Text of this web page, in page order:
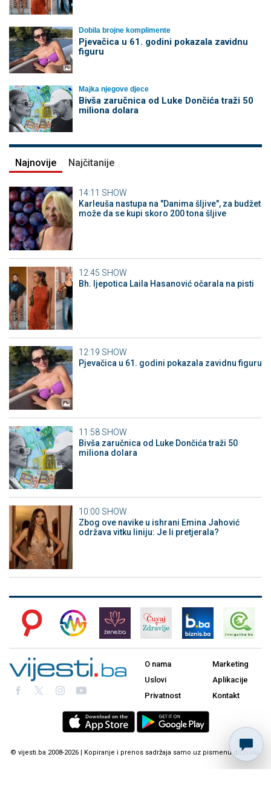
Dobila brojne komplimente
Pjevačica u 61. godini pokazala zavidnu
figuru
Majka njegove djece
Bivša zaručnica od Luke Dončića traži 50
miliona dolara
Najnovije Najčitanije
14:11 SHOW
Karleuša nastupa na "Danima šljive", za budžet
može da se kupi skoro 200 tona šljive
12:45 SHOW
Bh. ljepotica Laila Hasanović očarala na pisti
12:19 SHOW
Pjevačica u 61. godini pokazala zavidnu figuru
11:58 SHOW
Bivša zaručnica od Luke Dončića traži 50
miliona dolara
10:00 SHOW
Zbog ove navike u ishrani Emina Jahović
održava vitku liniju: Je li pretjerala?
O nama
Uslovi
Privatnost
Marketing
Aplikacije
Kontakt
© vijesti.ba 2008-2026 | Kopiranje i prenos sadržaja samo uz pismenu dozvolu.